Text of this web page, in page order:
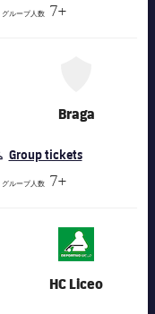
グループ人数 7+
Braga
Group tickets
グループ人数 7+
HC Liceo